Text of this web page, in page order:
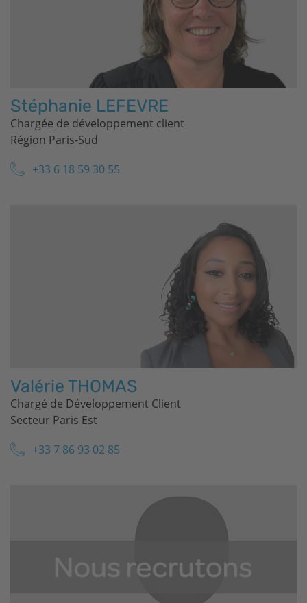
Stéphanie LEFEVRE
Chargée de développement client
Région Paris-Sud
+33 6 18 59 30 55
Valérie THOMAS
Chargé de Développement Client
Secteur Paris Est
+33 7 86 93 02 85